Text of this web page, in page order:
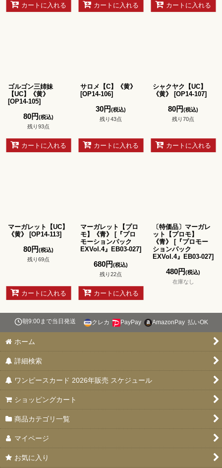
カートに入れる カートに入れる カートに入れる
ゴルゴン三姉妹
【UC】《黄》
[OP14-105]
80円(税込)
残り93点
カートに入れる
サロメ【C】《黄》
[OP14-106]
30円(税込)
残り43点
カートに入れる
シャクヤク【UC】
《黄》
[OP14-107]
80円(税込)
残り70点
カートに入れる
マーガレット【UC】
《黄》
[OP14-113]
80円(税込)
残り69点
カートに入れる
マーガレット【プロ
モ】《青》
[『プロ
モーションパック
EXVol.4』EB03-027]
680円(税込)
残り22点
カートに入れる
〔特価品〕マーガレ
ット【プロモ】
《青》
[『プロモー
ションパック
EXVol.4』EB03-027]
480円(税込)
在庫なし
朝9:00まで当日発送 クレカ PayPay AmazonPay 払いOK
ホーム
詳細検索
ワンピースカード 2026年販売 スケジュール
ショッピングカート
商品カテゴリ一覧
マイページ
お気に入り